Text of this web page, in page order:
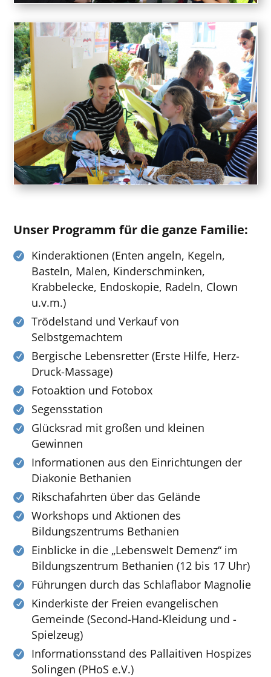
Unser Programm für die ganze Familie:
Kinderaktionen (Enten angeln, Kegeln,
Basteln, Malen, Kinderschminken,
Krabbelecke, Endoskopie, Radeln, Clown
u.v.m.)
Trödelstand und Verkauf von
Selbstgemachtem
Bergische Lebensretter (Erste Hilfe, Herz-
Druck-Massage)
Fotoaktion und Fotobox
Segensstation
Glücksrad mit großen und kleinen
Gewinnen
Informationen aus den Einrichtungen der
Diakonie Bethanien
Rikschafahrten über das Gelände
Workshops und Aktionen des
Bildungszentrums Bethanien
Einblicke in die „Lebenswelt Demenz“ im
Bildungszentrum Bethanien (12 bis 17 Uhr)
Führungen durch das Schlaflabor Magnolie
Kinderkiste der Freien evangelischen
Gemeinde (Second-Hand-Kleidung und -
Spielzeug)
Informationsstand des Pallaitiven Hospizes
Solingen (PHoS e.V.)